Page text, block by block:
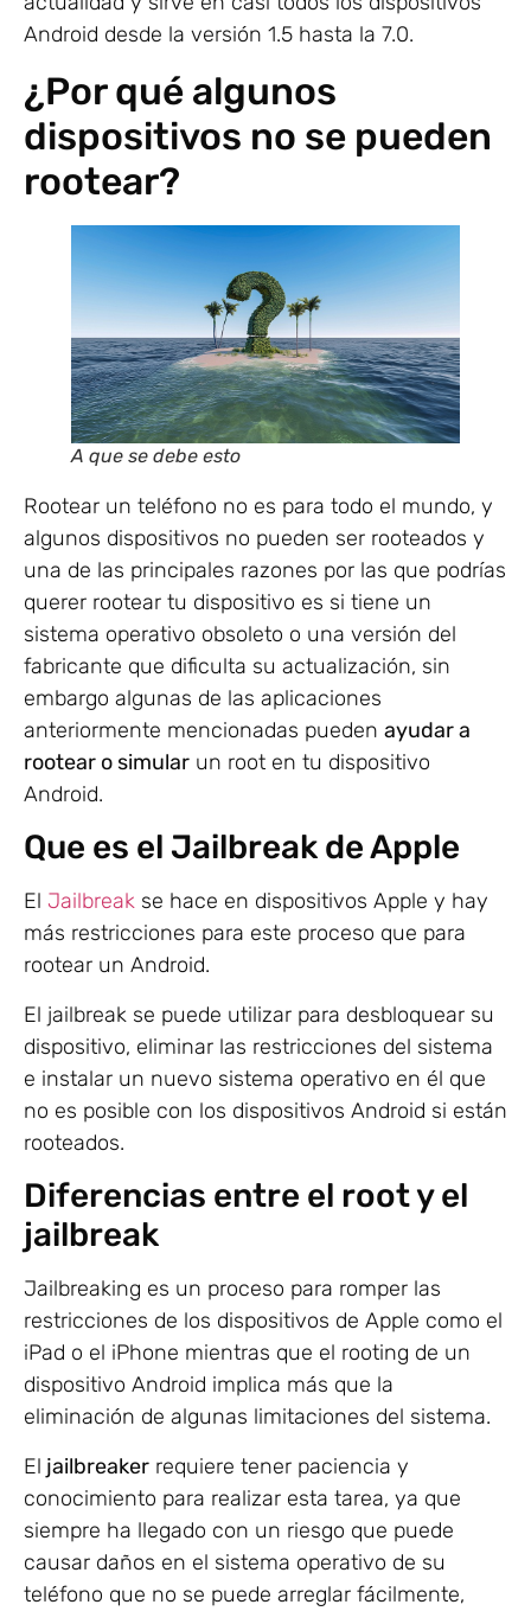
Android desde la versión 1.5 hasta la 7.0.
¿Por qué algunos
dispositivos no se pueden
rootear?
A que se debe esto
Rootear un teléfono no es para todo el mundo, y
algunos dispositivos no pueden ser rooteados y
una de las principales razones por las que podrías
querer rootear tu dispositivo es si tiene un
sistema operativo obsoleto o una versión del
fabricante que dificulta su actualización, sin
embargo algunas de las aplicaciones
anteriormente mencionadas pueden ayudar a
rootear o simular un root en tu dispositivo
Android.
Que es el Jailbreak de Apple
El Jailbreak se hace en dispositivos Apple y hay
más restricciones para este proceso que para
rootear un Android.
El jailbreak se puede utilizar para desbloquear su
dispositivo, eliminar las restricciones del sistema
e instalar un nuevo sistema operativo en él que
no es posible con los dispositivos Android si están
rooteados.
Diferencias entre el root y el
jailbreak
Jailbreaking es un proceso para romper las
restricciones de los dispositivos de Apple como el
iPad o el iPhone mientras que el rooting de un
dispositivo Android implica más que la
eliminación de algunas limitaciones del sistema.
El jailbreaker requiere tener paciencia y
conocimiento para realizar esta tarea, ya que
siempre ha llegado con un riesgo que puede
causar daños en el sistema operativo de su
teléfono que no se puede arreglar fácilmente,